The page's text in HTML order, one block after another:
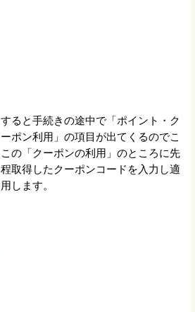
すると手続きの途中で「ポイント・ク
ーポン利用」の項目が出てくるのでこ
この「クーポンの利用」のところに先
程取得したクーポンコードを入力し適
用します。